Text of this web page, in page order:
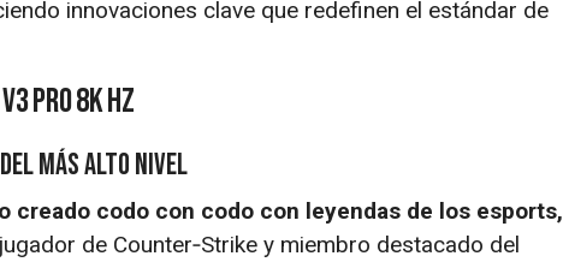
innovaciones clave que redefinen el estándar de
Pro 8K Hz
más alto nivel
creado codo con codo con leyendas de los esports,
jugador de Counter‑Strike y miembro destacado del